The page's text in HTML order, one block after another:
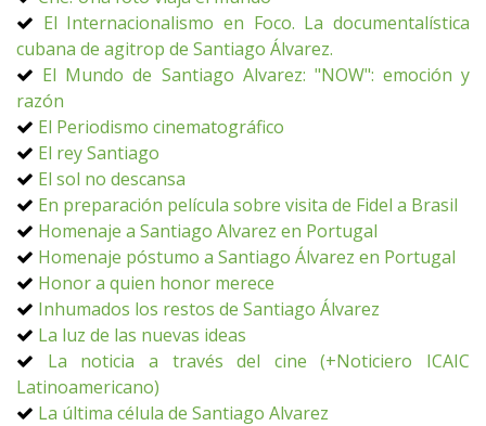
El Internacionalismo en Foco. La documentalística
cubana de agitrop de Santiago Álvarez.
El Mundo de Santiago Alvarez: "NOW": emoción y
razón
El Periodismo cinematográfico
El rey Santiago
El sol no descansa
En preparación película sobre visita de Fidel a Brasil
Homenaje a Santiago Alvarez en Portugal
Homenaje póstumo a Santiago Álvarez en Portugal
Honor a quien honor merece
Inhumados los restos de Santiago Álvarez
La luz de las nuevas ideas
La noticia a través del cine (+Noticiero ICAIC
Latinoamericano)
La última célula de Santiago Alvarez